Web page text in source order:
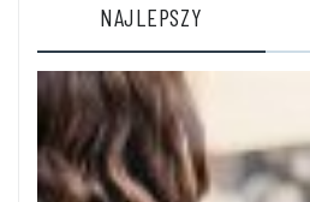
NAJLEPSZY